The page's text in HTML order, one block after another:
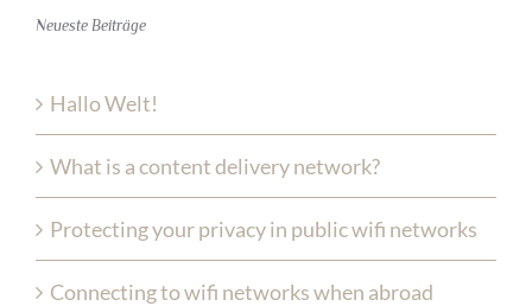
Neueste Beiträge
Hallo Welt!
What is a content delivery network?
Protecting your privacy in public wifi networks
Connecting to wifi networks when abroad